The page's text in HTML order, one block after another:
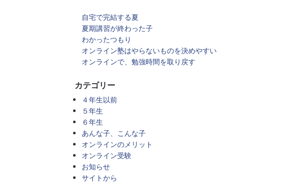
自宅で完結する夏
夏期講習が終わった子
わかったつもり
オンライン塾はやらないものを決めやすい
オンラインで、勉強時間を取り戻す
カテゴリー
４年生以前
５年生
６年生
あんな子、こんな子
オンラインのメリット
オンライン受験
お知らせ
サイトから